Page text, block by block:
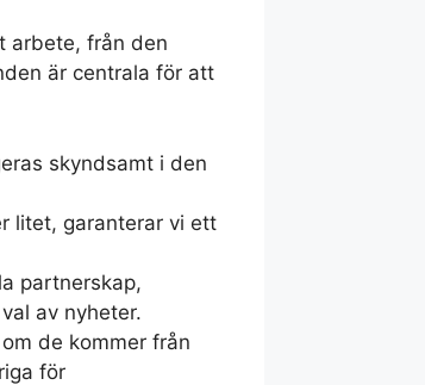
arbete, från den
är centrala för att
skyndsamt i den
litet, garanterar vi ett
partnerskap,
av nyheter.
de kommer från
för